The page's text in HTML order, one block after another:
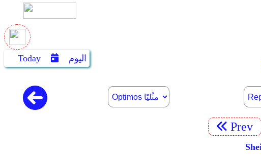
Today اليوم
Prev